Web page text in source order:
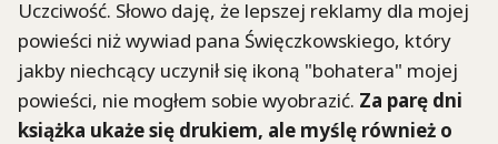
Uczciwość. Słowo daję, że lepszej reklamy dla mojej
powieści niż wywiad pana Święczkowskiego, który
jakby niechcący uczynił się ikoną "bohatera" mojej
powieści, nie mogłem sobie wyobrazić. Za parę dni
książka ukaże się drukiem, ale myślę również o